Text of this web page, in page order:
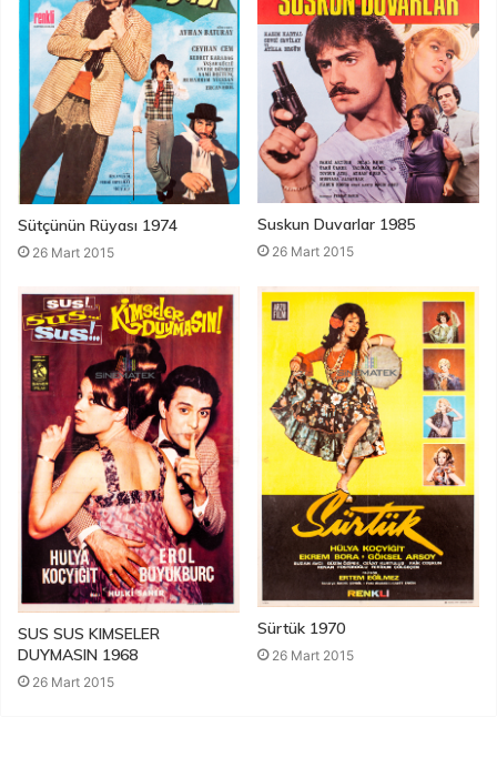
Sütçünün Rüyası 1974
26 Mart 2015
Suskun Duvarlar 1985
26 Mart 2015
SUS SUS KIMSELER
DUYMASIN 1968
26 Mart 2015
Sürtük 1970
26 Mart 2015